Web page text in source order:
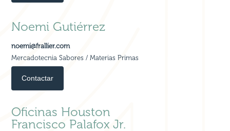
Noemi Gutiérrez
noemi@frallier.com
Mercadotecnia Sabores / Materias Primas
Contactar
Oficinas Houston
Francisco Palafox Jr.